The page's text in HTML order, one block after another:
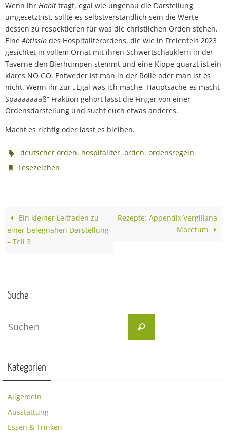
Wenn ihr Habit tragt, egal wie ungenau die Darstellung
umgesetzt ist, sollte es selbstverständlich sein die Werte
dessen zu respektieren für was die christlichen Orden stehen.
EineÄbtissin des Hospitaliterordens, die wie in Freienfels 2023
gesichtet in vollem Ornat mit ihren Schwertschauklern in der
Taverne den Bierhumpen stemmt und eine Kippe quarzt ist ein
klares NO GO. Entweder ist man in der Rolle oder man ist es
nicht. Wenn ihr zur „Egal was ich mache, Hauptsache es macht
Spaaaaaaaß“ Fraktion gehört lasst die Finger von einer
Ordensdarstellung und sucht euch etwas anderes.
Macht es richtig oder lasst es bleiben.
deutscher orden, hospitaliter,orden,ordensregeln.
Lesezeichen.
Ein kleiner Leitfaden zu
einer belegnahen Darstellung
– Teil 3
Rezepte: Appendix Vergiliana-
Moretum
Suche
Suchen
Kategorien
Allgemein
Ausstattung
Essen & Trinken